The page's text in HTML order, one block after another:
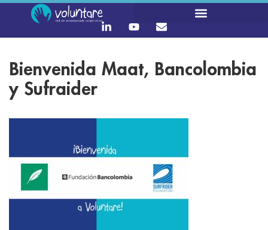
Bienvenida Maat, Bancolombia
y Sufraider